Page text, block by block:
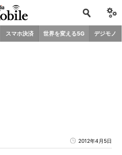
スマホ決済 世界を変える5G デジモノ
2012年4月5日